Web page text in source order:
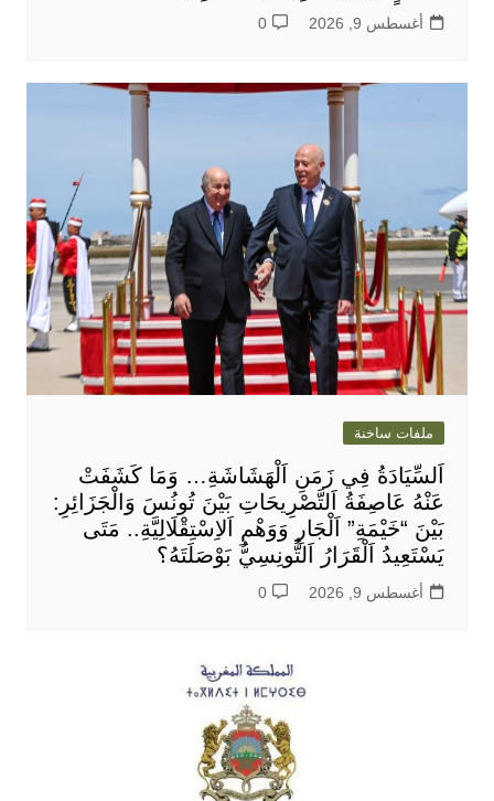
أغسطس 9, 2026 0
ملفات ساخنة
اَلسِّيَادَةُ فِي زَمَنِ اَلْهَشَاشَةِ… وَمَا كَشَفَتْ
عَنْهُ عَاصِفَةُ اَلتَّصْرِيحَاتِ بَيْنَ تُونُسَ وَالْجَزَائِرِ:
بَيْنَ “خَيْمَةِ” اَلْجَارِ وَوَهْمِ اَلاِسْتِقْلَالِيَّةِ.. مَتَى
يَسْتَعِيدُ اَلْقَرَارُ اَلتُّونِسِيُّ بَوْصَلَتَهُ؟
أغسطس 9, 2026 0